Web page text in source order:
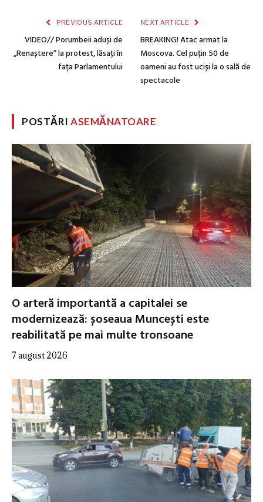
PREVIOUS ARTICLE
VIDEO// Porumbeii aduși de
„Renaștere” la protest, lăsați în
fața Parlamentului
NEXT ARTICLE
BREAKING! Atac armat la
Moscova. Cel puțin 50 de
oameni au fost uciși la o sală de
spectacole
POSTĂRIASEMĂNATOARE
O arteră importantă a capitalei se
modernizează: șoseaua Muncești este
reabilitată pe mai multe tronsoane
7 august 2026